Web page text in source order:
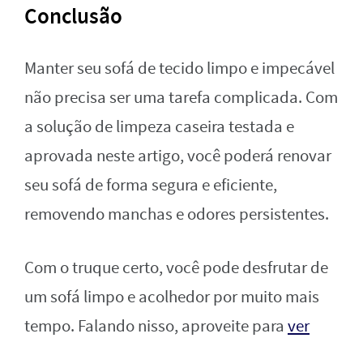
Conclusão
Manter seu sofá de tecido limpo e impecável
não precisa ser uma tarefa complicada. Com
a solução de limpeza caseira testada e
aprovada neste artigo, você poderá renovar
seu sofá de forma segura e eficiente,
removendo manchas e odores persistentes.
Com o truque certo, você pode desfrutar de
um sofá limpo e acolhedor por muito mais
tempo. Falando nisso, aproveite para ver